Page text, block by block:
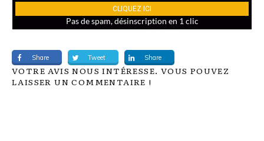
Share Tweet Share
VOTRE AVIS NOUS INTÉRESSE. VOUS POUVEZ
LAISSER UN COMMENTAIRE !